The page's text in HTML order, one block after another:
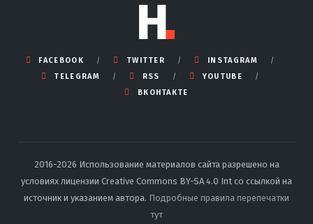
FACEBOOK TWITTER
INSTAGRAM
TELEGRAM
RSS
YOUTUBE
ВКОНТАКТЕ
2016-2026 Использование материалов сайта разрешено на
условиях лицензии Creative Commons BY-SA 4.0 Int со ссылкой на
источник и указанием автора. Подробные правила перепечатки
тут